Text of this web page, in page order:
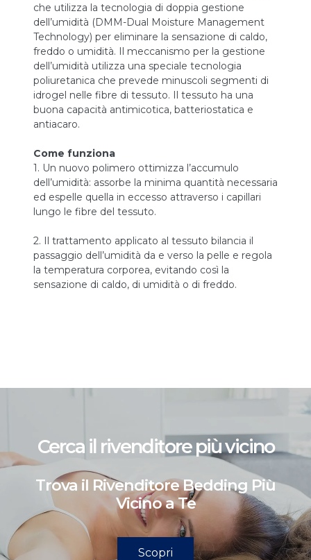
che utilizza la tecnologia di doppia gestione
dell’umidità (DMM-Dual Moisture Management
Technology) per eliminare la sensazione di caldo,
freddo o umidità. Il meccanismo per la gestione
dell’umidità utilizza una speciale tecnologia
poliuretanica che prevede minuscoli segmenti di
idrogel nelle fibre di tessuto. Il tessuto ha una
buona capacità antimicotica, batteriostatica e
antiacaro.
Come funziona
1. Un nuovo polimero ottimizza l’accumulo
dell’umidità: assorbe la minima quantità necessaria
ed espelle quella in eccesso attraverso i capillari
lungo le fibre del tessuto.
2. Il trattamento applicato al tessuto bilancia il
passaggio dell’umidità da e verso la pelle e regola
la temperatura corporea, evitando così la
sensazione di caldo, di umidità o di freddo.
Cerca il rivenditore più vicino
Trova il Rivenditore Bedding Più
Vicino a Te
Scopri